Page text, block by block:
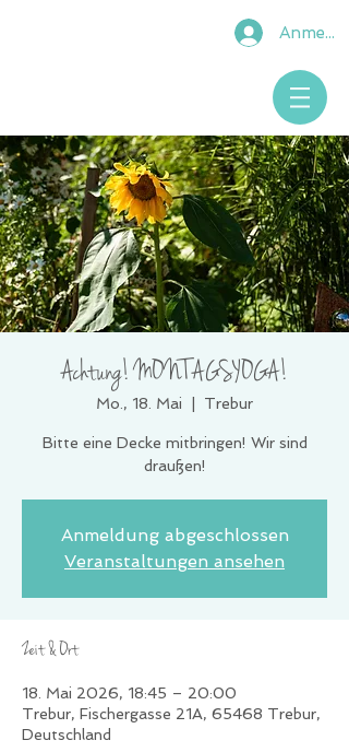
Anmelden
Achtung! MONTAGSYOGA!
Mo., 18. Mai Trebur
Bitte eine Decke mitbringen! Wir sind
draußen!
Anmeldung abgeschlossen
Veranstaltungen ansehen
Zeit & Ort
18. Mai 2026, 18:45 – 20:00
Trebur, Fischergasse 21A, 65468 Trebur,
Deutschland